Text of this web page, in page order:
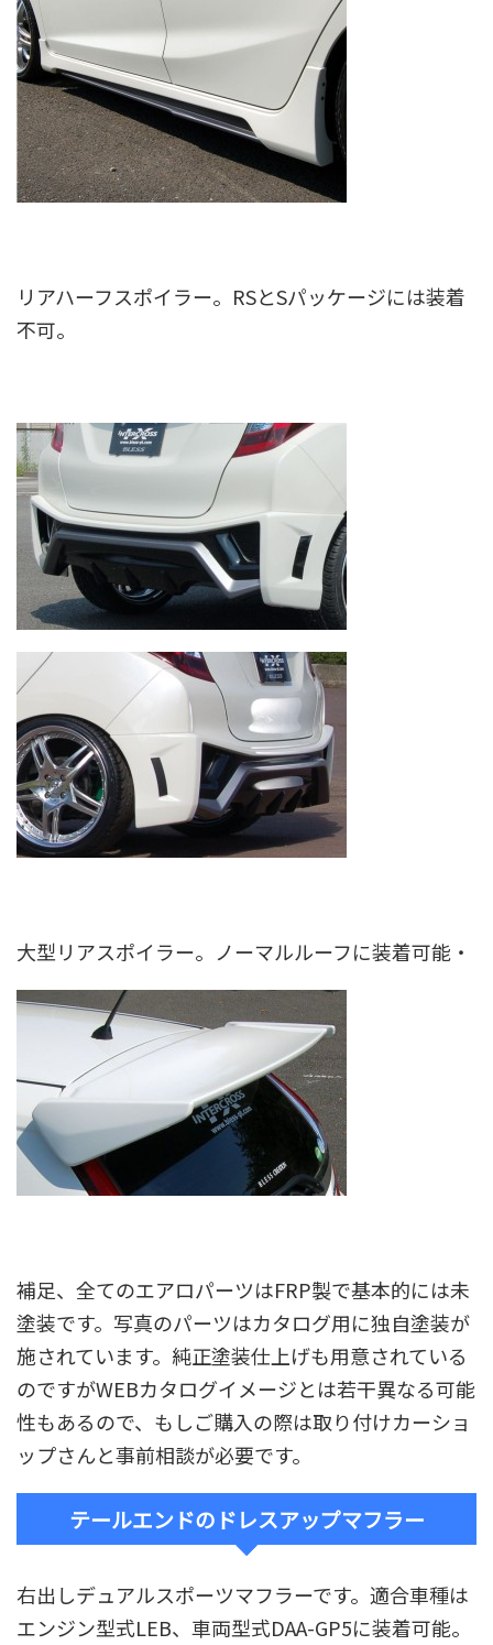
リアハーフスポイラー。RSとSパッケージには装着
不可。
大型リアスポイラー。ノーマルルーフに装着可能・
補足、全てのエアロパーツはFRP製で基本的には未
塗装です。写真のパーツはカタログ用に独自塗装が
施されています。純正塗装仕上げも用意されている
のですがWEBカタログイメージとは若干異なる可能
性もあるので、もしご購入の際は取り付けカーショ
ップさんと事前相談が必要です。
テールエンドのドレスアップマフラー
右出しデュアルスポーツマフラーです。適合車種は
エンジン型式LEB、車両型式DAA-GP5に装着可能。